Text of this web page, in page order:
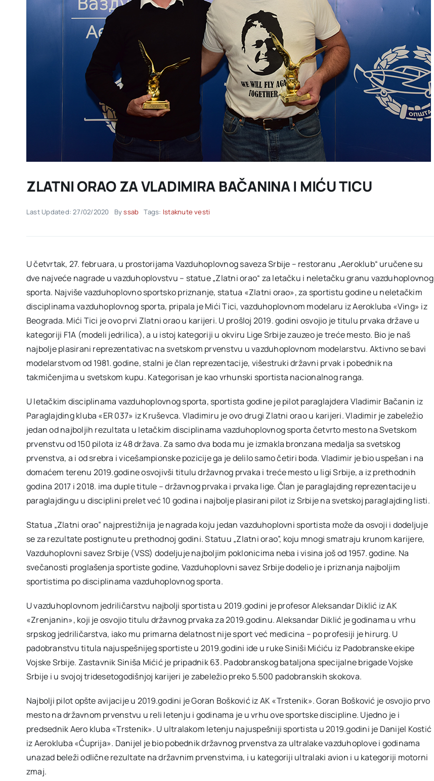
ZLATNI ORAO ZA VLADIMIRA BAČANINA I MIĆU TICU
Last Updated: 27/02/2020 Byssab Tags: Istaknute vesti
U četvrtak, 27. februara, u prostorijama Vazduhoplovnog saveza Srbije – restoranu „Aeroklub“ uručene su
dve najveće nagrade u vazduhoplovstvu – statue „Zlatni orao“ za letačku i neletačku granu vazduhoplovnog
sporta. Najviše vazduhoplovno sportsko priznanje, statua «Zlatni orao», za sportistu godine u neletačkim
disciplinama vazduhoplovnog sporta, pripala je Mići Tici, vazduhoplovnom modelaru iz Aerokluba «Ving» iz
Beograda. Mići Tici je ovo prvi Zlatni orao u karijeri. U prošloj 2019. godini osvojio je titulu prvaka države u
kategoriji F1A (modeli jedrilica), a u istoj kategoriji u okviru Lige Srbije zauzeo je treće mesto. Bio je naš
najbolje plasirani reprezentativac na svetskom prvenstvu u vazduhoplovnom modelarstvu. Aktivno se bavi
modelarstvom od 1981. godine, stalni je član reprezentacije, višestruki državni prvak i pobednik na
takmičenjima u svetskom kupu. Kategorisan je kao vrhunski sportista nacionalnog ranga.
U letačkim disciplinama vazduhoplovnog sporta, sportista godine je pilot paraglajdera Vladimir Bačanin iz
Paraglajding kluba «ER 037» iz Kruševca. Vladimiru je ovo drugi Zlatni orao u karijeri. Vladimir je zabeležio
jedan od najboljih rezultata u letačkim disciplinama vazduhoplovnog sporta četvrto mesto na Svetskom
prvenstvu od 150 pilota iz 48 država. Za samo dva boda mu je izmakla bronzana medalja sa svetskog
prvenstva, a i od srebra i vicešampionske pozicije ga je delilo samo četiri boda. Vladimir je bio uspešan i na
domaćem terenu 2019.godine osvojivši titulu državnog prvaka i treće mesto u ligi Srbije, a iz prethodnih
godina 2017 i 2018. ima duple titule – državnog prvaka i prvaka lige. Član je paraglajding reprezentacije u
paraglajdingu u disciplini prelet već 10 godina i najbolje plasirani pilot iz Srbije na svetskoj paraglajding listi.
Statua „Zlatni orao” najprestižnija je nagrada koju jedan vazduhoplovni sportista može da osvoji i dodeljuje
se za rezultate postignute u prethodnoj godini. Statuu „Zlatni orao”, koju mnogi smatraju krunom karijere,
Vazduhoplovni savez Srbije (VSS) dodeljuje najboljim poklonicima neba i visina još od 1957. godine. Na
svečanosti proglašenja sportiste godine, Vazduhoplovni savez Srbije dodelio je i priznanja najboljim
sportistima po disciplinama vazduhoplovnog sporta.
U vazduhoplovnom jedriličarstvu najbolji sportista u 2019.godini je profesor Aleksandar Diklić iz AK
«Zrenjanin», koji je osvojio titulu državnog prvaka za 2019.godinu. Aleksandar Diklić je godinama u vrhu
srpskog jedriličarstva, iako mu primarna delatnost nije sport već medicina – po profesiji je hirurg. U
padobranstvu titula najuspešnijeg sportiste u 2019.godini ide u ruke Siniši Mićiću iz Padobranske ekipe
Vojske Srbije. Zastavnik Siniša Mićić je pripadnik 63. Padobranskog bataljona specijalne brigade Vojske
Srbije i u svojoj tridesetogodišnjoj karijeri je zabeležio preko 5.500 padobranskih skokova.
Najbolji pilot opšte avijacije u 2019.godini je Goran Bošković iz AK «Trstenik». Goran Bošković je osvojio prvo
mesto na državnom prvenstvu u reli letenju i godinama je u vrhu ove sportske discipline. Ujedno je i
predsednik Aero kluba «Trstenik». U ultralakom letenju najuspešniji sportista u 2019.godini je Danijel Kostić
iz Aerokluba «Ćuprija». Danijel je bio pobednik državnog prvenstva za ultralake vazduhoplove i godinama
unazad beleži odlične rezultate na državnim prvenstvima, i u kategoriji ultralaki avion i u kategoriji motorni
zmaj.